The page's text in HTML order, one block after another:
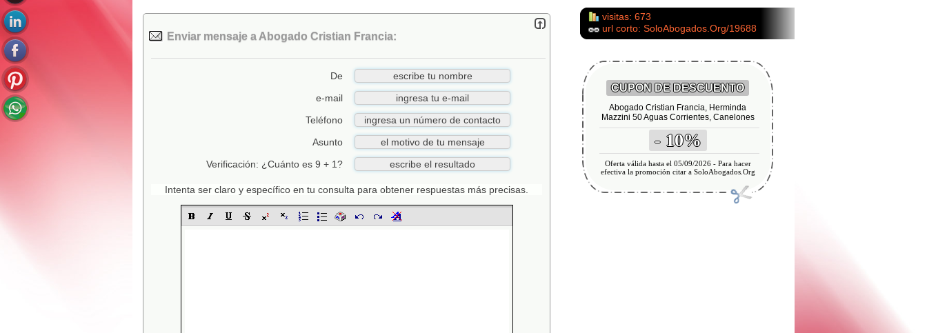
Enviar mensaje a Abogado Cristian Francia:
De
e-mail
Teléfono
Asunto
Verificación: ¿Cuánto es 9 + 1?
Intenta ser claro y específico en tu consulta para obtener respuestas más precisas.
visitas: 673
url corto: SoloAbogados.Org/19688
CUPON DE DESCUENTO
Abogado Cristian Francia, Herminda
Mazzini 50 Aguas Corrientes, Canelones
- 10%
Oferta válida hasta el 05/09/2026 - Para hacer
efectiva la promoción citar a SoloAbogados.Org